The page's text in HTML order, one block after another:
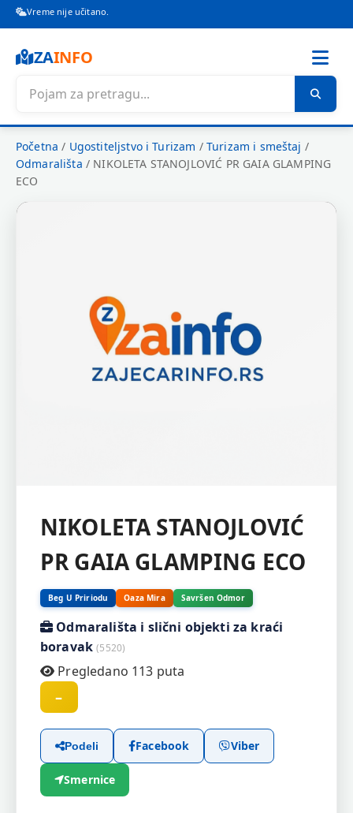
Vreme nije učitano.
ZAINFO
Početna / Ugostiteljstvo i Turizam / Turizam i smeštaj /
Odmarališta / NIKOLETA STANOJLOVIĆ PR GAIA GLAMPING
ECO
NIKOLETA STANOJLOVIĆ
PR GAIA GLAMPING ECO
Beg U Pririodu Oaza Mira Savršen Odmor
Odmarališta i slični objekti za kraći
boravak(5520)
Pregledano 113 puta
–
Podeli Facebook Viber
Smernice